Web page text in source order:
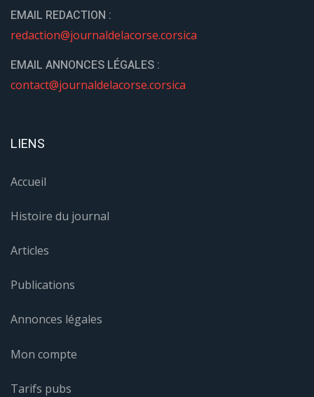
EMAIL REDACTION :
redaction@journaldelacorse.corsica
EMAIL ANNONCES LÉGALES :
contact@journaldelacorse.corsica
LIENS
Accueil
Histoire du journal
Articles
Publications
Annonces légales
Mon compte
Tarifs pubs